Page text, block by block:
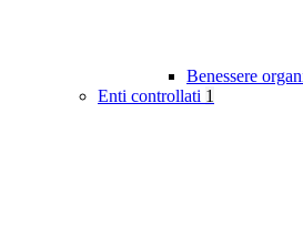
Benessere
Enti controllati 1